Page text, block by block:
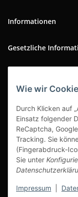
Wie wir
Durch Klicken auf
Einsatz folgender
ReCaptcha,
Tracking. Sie
(Fingerabdruck-
Sie unter
Impressum
Informationen
Gesetzliche